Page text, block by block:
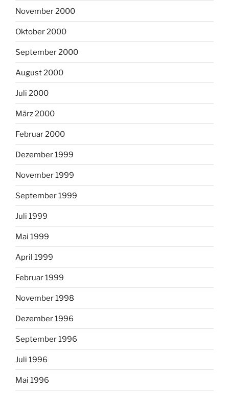
November 2000
Oktober 2000
September 2000
August 2000
Juli 2000
März 2000
Februar 2000
Dezember 1999
November 1999
September 1999
Juli 1999
Mai 1999
April 1999
Februar 1999
November 1998
Dezember 1996
September 1996
Juli 1996
Mai 1996